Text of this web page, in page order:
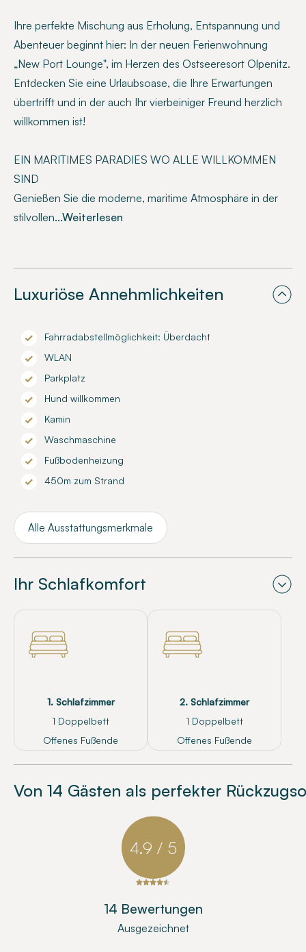
Ihre perfekte Mischung aus Erholung, Entspannung und
Abenteuer beginnt hier: In der neuen Ferienwohnung
„New Port Lounge", im Herzen des Ostseeresort Olpenitz.
Entdecken Sie eine Urlaubsoase, die Ihre Erwartungen
übertrifft und in der auch Ihr vierbeiniger Freund herzlich
willkommen ist!
EIN MARITIMES PARADIES WO ALLE WILLKOMMEN
SIND
Genießen Sie die moderne, maritime Atmosphäre in der
stilvollen...Weiterlesen
Luxuriöse Annehmlichkeiten
Fahrradabstellmöglichkeit: Überdacht
WLAN
Parkplatz
Hund willkommen
Kamin
Waschmaschine
Fußbodenheizung
450m zum Strand
Alle Ausstattungsmerkmale
Ihr Schlafkomfort
1. Schlafzimmer
1 Doppelbett
Offenes Fußende
2. Schlafzimmer
1 Doppelbett
Offenes Fußende
Von 14 Gästen als perfekter
4.9 / 5
Ausgezeichnet
14 Bewertungen